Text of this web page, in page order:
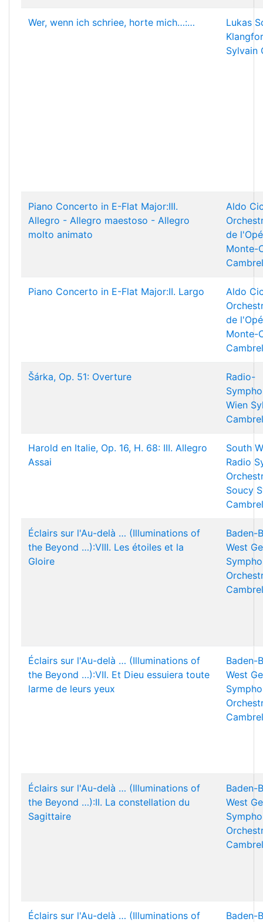
Wer, wenn ich schriee, horte mich…:…
Lukas
Sylvain
Piano Concerto in E-Flat Major:III.
Allegro - Allegro maestoso - Allegro
molto animato
Aldo
de
Monte-
Piano Concerto in E-Flat Major:II. Largo
Aldo
de
Monte-
Šárka, Op. 51: Overture
Radio-
Wien
Harold en Italie, Op. 16, H. 68: III. Allegro
Assai
South
Radio
Soucy
Éclairs sur l'Au-delà … (Illuminations of
the Beyond …):VIII. Les étoiles et la
Gloire
Baden-
West
Éclairs sur l'Au-delà … (Illuminations of
the Beyond …):VII. Et Dieu essuiera toute
larme de leurs yeux
Baden-
West
Éclairs sur l'Au-delà … (Illuminations of
the Beyond …):II. La constellation du
Sagittaire
Baden-
West
Éclairs sur l'Au-delà … (Illuminations of
Baden-